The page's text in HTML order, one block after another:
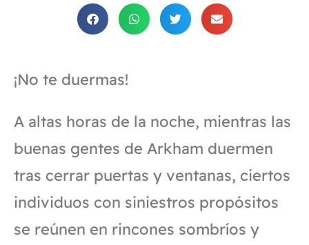
¡No te duermas!
A altas horas de la noche, mientras las
buenas gentes de Arkham duermen
tras cerrar puertas y ventanas, ciertos
individuos con siniestros propósitos
se reúnen en rincones sombríos y